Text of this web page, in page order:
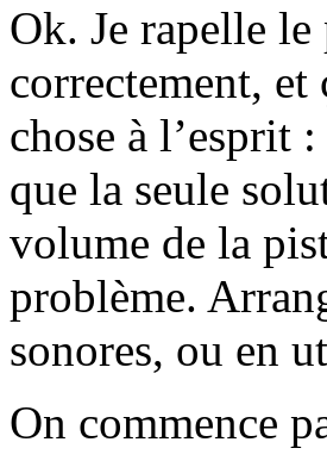
Ok. Je rapelle
correctement, et
chose à l’esprit
que la seule
volume de la
problème.
sonores, ou en
On commence